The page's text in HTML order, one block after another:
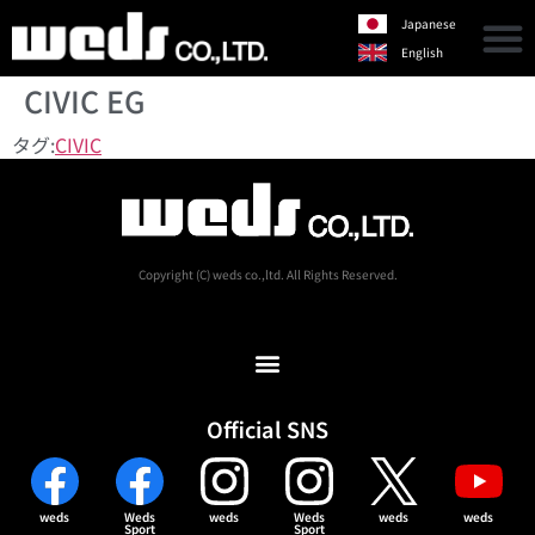
Japanese
English
CIVIC EG
タグ:CIVIC
Copyright (C) weds co.,ltd. All Rights Reserved.
Official SNS
weds Weds
Sport
weds Weds
Sport
weds weds